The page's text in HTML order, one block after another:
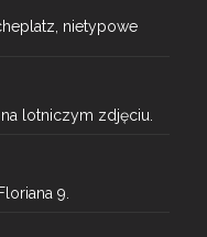
nietypowe
lotniczym zdjęciu.
9.